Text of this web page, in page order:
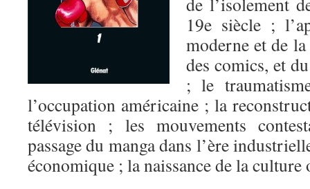
19e siècle ;
moderne et de
des comics, et
; le
l’occupation américaine ; la
télévision ; les mouvements
passage du manga dans l’ère
économique ; la naissance de la